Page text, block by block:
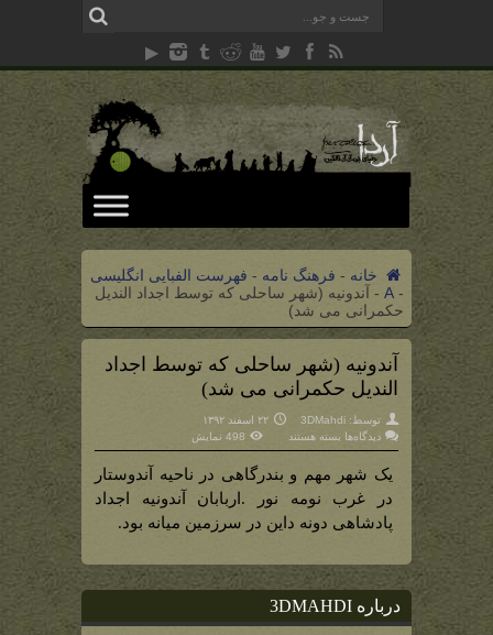
خانه - فرهنگ نامه - فهرست الفبایی انگلیسی
-
A
- آندونیه (شهر ساحلی که توسط اجداد الندیل
حکمرانی می شد)
آندونیه (شهر ساحلی که توسط اجداد
الندیل حکمرانی می شد)
توسط: 3DMahdi
۲۲ اسفند ۱۳۹۲
دیدگاه‌ها برای
که
توسط
اجداد
الندیل
حکمرانی
بسته هستند 498 نمایش
یک شهر مهم و بندرگاهی در ناحیه آندوستار
در غرب نومه نور .اربابان آندونیه اجداد
پادشاهی دونه داین در سرزمین میانه بود.
درباره 3DMAHDI